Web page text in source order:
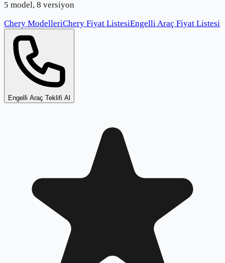
5 model, 8 versiyon
Chery ModelleriChery Fiyat ListesiEngelli Araç Fiyat Listesi
Engelli Araç Teklifi Al